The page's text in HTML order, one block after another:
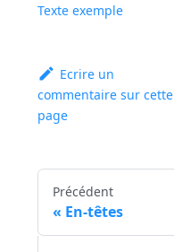
Texte exemple
Ecrire un
commentaire sur cette
page
Précédent
En-têtes